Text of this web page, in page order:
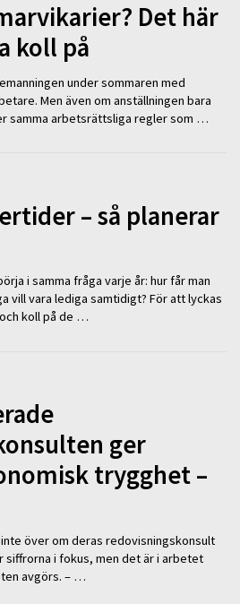
Det här
koll på
under sommaren med
Men även om anställningen bara
samma arbetsrättsliga regler som …
– så planerar
i samma fråga varje år: hur får man
vill vara lediga samtidigt? För att lyckas
koll på de …
ger
trygghet –
över om deras redovisningskonsult
siffrorna i fokus, men det är i arbetet
avgörs. – …